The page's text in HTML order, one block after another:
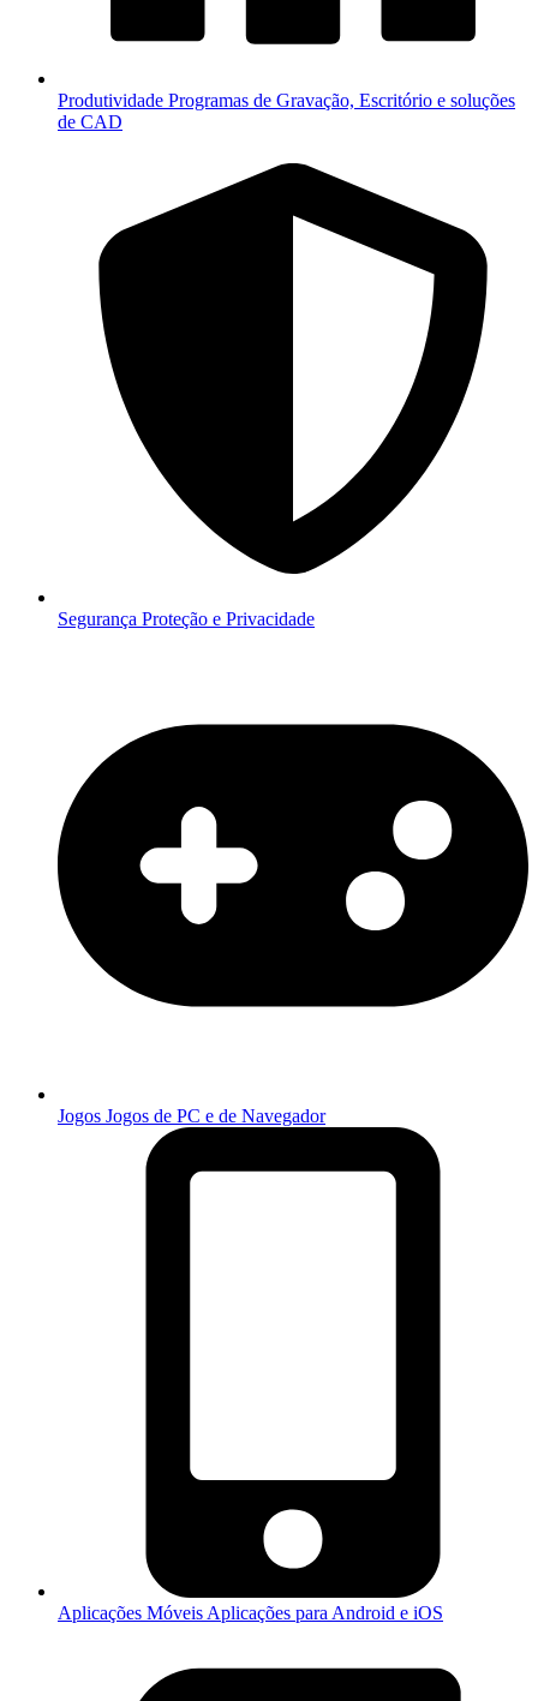
Produtividade Programas de Gravação, Escritório e soluções
de CAD
Segurança Proteção e Privacidade
Jogos Jogos de PC e de Navegador
Aplicações Móveis Aplicações para Android e iOS